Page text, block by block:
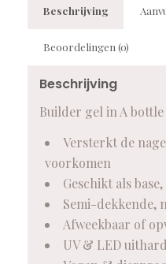
Beschrijving
Beoordelingen (0)
Beschrijving
Builder gel in A bottle
Versterkt de
voorkomen
Geschikt als
Semi-dekkende,
Afweekbaar of
UV & LED